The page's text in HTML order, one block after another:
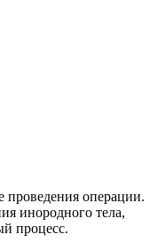
проведения операции.
инородного тела,
процесс.